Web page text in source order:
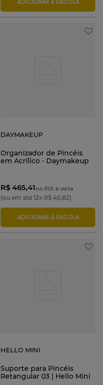
DAYMAKEUP
Organizador de Pincéis
em Acrílico - Daymakeup
R$ 465,41no PIX à vista
(ou em até 12x R$ 40,82)
ADICIONAR À SACOLA
HELLO MINI
Suporte para Pincéis
Retangular 03 | Hello Mini